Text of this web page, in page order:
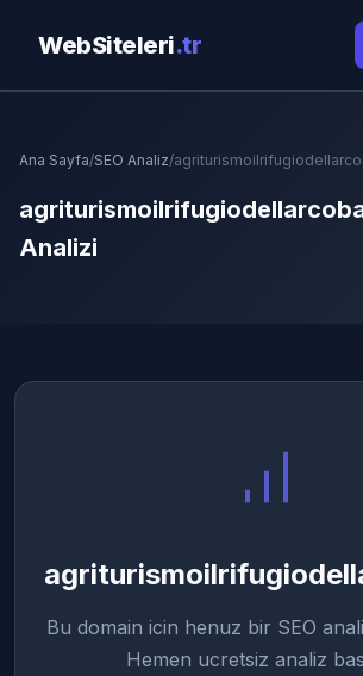
WebSiteleri.tr
Ana Sayfa/SEO Analiz/
Analizi
Bu domain icin henuz bir SEO
Hemen ucretsiz analiz